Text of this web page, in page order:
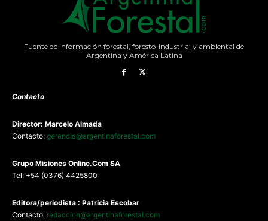
Fuente de información forestal, foresto-industrial y ambiental de
Argentina y América Latina
Contacto
Director: Marcelo Almada
Contacto: gerencia@argentinaforestal.com
Grupo Misiones Online.Com SA
Tel: +54 (0376) 4425800
Editora/periodista : Patricia Escobar
Contacto: redaccion@argentinaforestal.com